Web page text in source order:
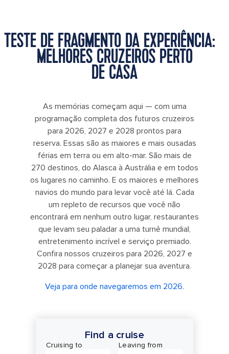
TESTE DE FRAGMENTO DA EXPERIÊNCIA:
MELHORES CRUZEIROS PERTO
DE CASA
As memórias começam aqui — com uma
programação completa dos futuros cruzeiros
para 2026, 2027 e 2028 prontos para
reserva. Essas são as maiores e mais ousadas
férias em terra ou em alto-mar. São mais de
270 destinos, do Alasca à Austrália e em todos
os lugares no caminho. E os maiores e melhores
navios do mundo para levar você até lá. Cada
um repleto de recursos que você não
encontrará em nenhum outro lugar, restaurantes
que levam seu paladar a uma turnê mundial,
entretenimento incrível e serviço premiado.
Confira nossos cruzeiros para 2026, 2027 e
2028 para começar a planejar sua aventura.
Veja para onde navegaremos em 2026.
Find a cruise
Cruising to Leaving from